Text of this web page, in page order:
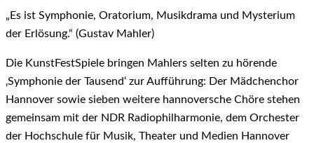
„Es ist Symphonie, Oratorium, Musikdrama und Mysterium
der Erlösung.“ (Gustav Mahler)
Die KunstFestSpiele bringen Mahlers selten zu hörende
‚Symphonie der Tausend‘ zur Aufführung: Der Mädchenchor
Hannover sowie sieben weitere hannoversche Chöre stehen
gemeinsam mit der NDR Radiophilharmonie, dem Orchester
der Hochschule für Musik, Theater und Medien Hannover